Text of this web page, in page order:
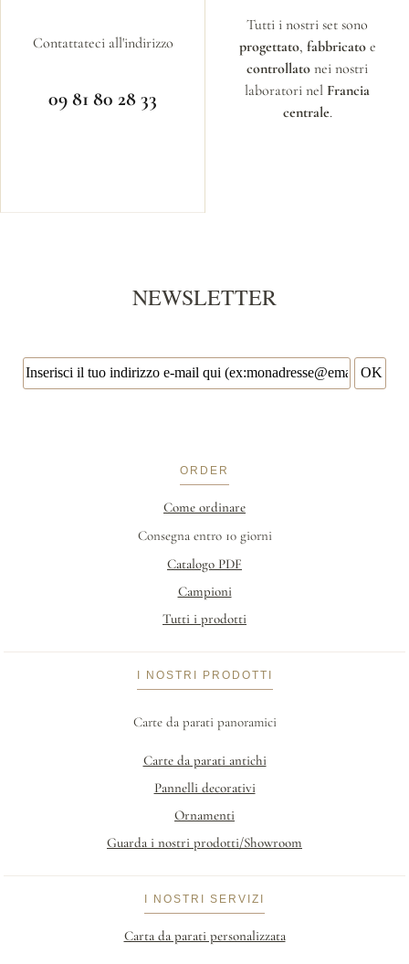
Contattateci all'indirizzo
09 81 80 28 33
Tutti i nostri set sono
progettato, fabbricatoe
controllato nei nostri
laboratori nel Francia
centrale.
NEWSLETTER
ORDER
Come ordinare
Consegna entro 10 giorni
Catalogo PDF
Campioni
Tutti i prodotti
I NOSTRI PRODOTTI
Carte da parati panoramici
Carte da parati antichi
Pannelli decorativi
Ornamenti
Guarda i nostri prodotti/Showroom
I NOSTRI SERVIZI
Carta da parati personalizzata